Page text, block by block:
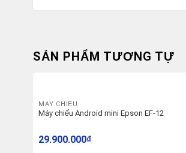
SẢN PHẨM TƯƠNG TỰ
MÁY CHIẾU
Máy chiếu Android mini Epson EF-12
29.900.000₫